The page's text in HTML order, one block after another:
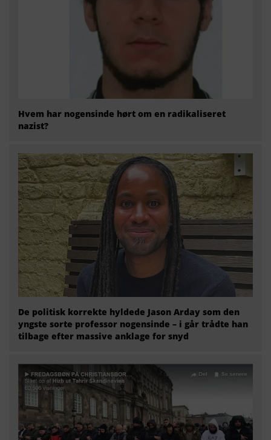
Hvem har nogensinde hørt om en radikaliseret
nazist?
De politisk korrekte hyldede Jason Arday som den
yngste sorte professor nogensinde – i går trådte han
tilbage efter massive anklage for snyd